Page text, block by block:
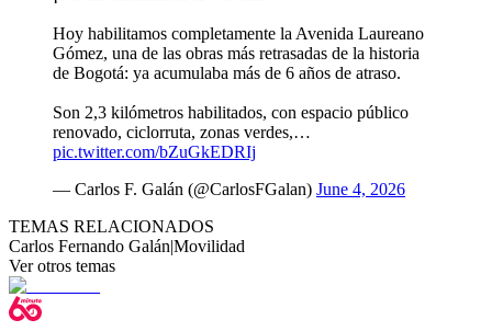
Hoy habilitamos completamente la Avenida Laureano
Gómez, una de las obras más retrasadas de la historia
de Bogotá: ya acumulaba más de 6 años de atraso.
Son 2,3 kilómetros habilitados, con espacio público
renovado, ciclorruta, zonas verdes,…
pic.twitter.com/bZuGkEDRIj
— Carlos F. Galán (@CarlosFGalan) June 4, 2026
TEMAS RELACIONADOS
Carlos Fernando Galán|Movilidad
Ver otros temas